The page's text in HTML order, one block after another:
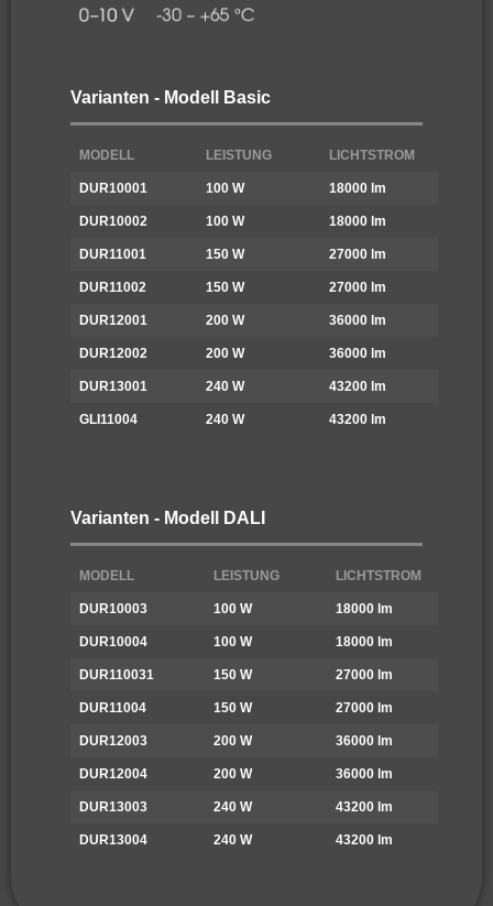
Varianten - Modell Basic
MODELL LEISTUNG LICHTSTROM
DUR10001 100 W 18000 lm
DUR10002 100 W 18000 lm
DUR11001 150 W 27000 lm
DUR11002 150 W 27000 lm
DUR12001 200 W 36000 lm
DUR12002 200 W 36000 lm
DUR13001 240 W 43200 lm
GLI11004 240 W 43200 lm
Varianten - Modell DALI
MODELL LEISTUNG LICHTSTROM
DUR10003 100 W 18000 lm
DUR10004 100 W 18000 lm
DUR110031 150 W 27000 lm
DUR11004 150 W 27000 lm
DUR12003 200 W 36000 lm
DUR12004 200 W 36000 lm
DUR13003 240 W 43200 lm
DUR13004 240 W 43200 lm